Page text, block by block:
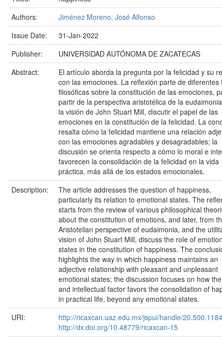
Authors:
Jiménez Moreno, José Alfonso
Issue Date:
31-Jan-2022
Publisher:
UNIVERSIDAD AUTÓNOMA DE ZACATECAS
Abstract:
El artículo aborda la pregunta por la felicidad y su
con las emociones. La reflexión parte de diferentes
filosóficas sobre la constitución de las emociones,
partir de la perspectiva aristotélica de la
la visión de John Stuart Mill, discutir el papel de las
emociones en la constitución de la felicidad. La
resalta cómo la felicidad mantiene una relación
con las emociones agradables y desagradables; la
discusión se orienta respecto a cómo lo moral e
favorecen la consolidación de la felicidad en la vida
práctica, más allá de los estados emocionales.
Description:
The article addresses the question of happiness,
particularly its relation to emotional states. The
starts from the review of various philosophical
about the constitution of emotions, and later, from
Aristotelian perspective of eudaimonia, and the
vision of John Stuart Mill, discuss the role of
states in the constitution of happiness. The
highlights the way in which happiness maintains an
adjective relationship with pleasant and unpleasant
emotional states; the discussion focuses on how
and intellectual factor favors the consolidation of
in practical life, beyond any emotional states.
URI:
http://ricaxcan.uaz.edu.mx/jspui/handle/
http://dx.doi.org/10.48779/ricaxcan-15